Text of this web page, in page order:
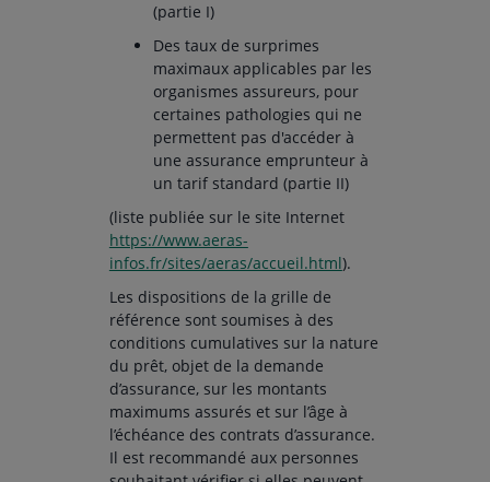
(partie I)
Des taux de surprimes
maximaux applicables par les
organismes assureurs, pour
certaines pathologies qui ne
permettent pas d'accéder à
une assurance emprunteur à
un tarif standard (partie II)
(liste publiée sur le site Internet
https://www.aeras-
infos.fr/sites/aeras/accueil.html).
Les dispositions de la grille de
référence sont soumises à des
conditions cumulatives sur la nature
du prêt, objet de la demande
d’assurance, sur les montants
maximums assurés et sur l’âge à
l’échéance des contrats d’assurance.
Il est recommandé aux personnes